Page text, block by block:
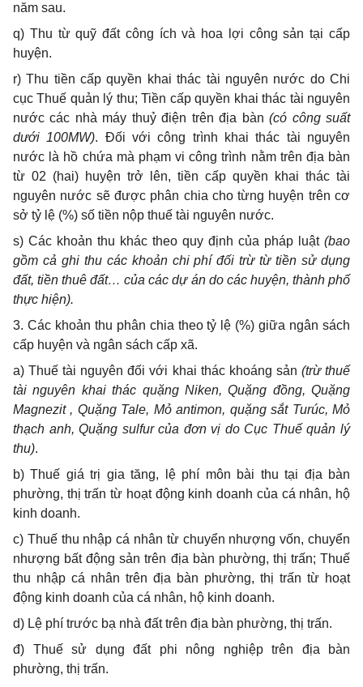
năm sau.
q) Thu từ quỹ đất công ích và hoa lợi công sản tại cấp
huyện.
r) Thu tiền cấp quyền khai thác tài nguyên nước do Chi
cục Thuế quản lý thu; Tiền cấp quyền khai thác tài nguyên
nước các nhà máy thuỷ điện trên địa bàn(có công suất
dưới 100MW). Đối với công trình khai thác tài nguyên
nước là hồ chứa mà phạm vi công trình nằm trên địa bàn
từ 02 (hai) huyện trở lên, tiền cấp quyền khai thác tài
nguyên nước sẽ được phân chia cho từng huyện trên cơ
sở tỷ lệ (%) số tiền nộp thuế tài nguyên nước.
s) Các khoản thu khác theo quy định của pháp luật (bao
gồm cả ghi thu các khoản chi phí đối trừ từ tiền sử dụng
đất, tiền thuê đất… của các dự án do các huyện, thành phố
thực hiện).
3. Các khoản thu phân chia theo tỷ lệ (%) giữa ngân sách
cấp huyện và ngân sách cấp xã.
a) Thuế tài nguyên đối với khai thác khoáng sản (trừ thuế
tài nguyên khai thác quặng Niken, Quặng đồng, Quặng
Magnezit , Quặng Tale, Mỏ antimon, quặng sắt Turúc, Mỏ
thạch anh, Quặng sulfur của đơn vị do Cục Thuế quản lý
thu).
b) Thuế giá trị gia tăng, lệ phí môn bài thu tại địa bàn
phường, thị trấn từ hoạt động kinh doanh của cá nhân, hộ
kinh doanh.
c) Thuế thu nhập cá nhân từ chuyển nhượng vốn, chuyển
nhượng bất động sản trên địa bàn phường, thị trấn; Thuế
thu nhập cá nhân trên địa bàn phường, thị trấn từ hoạt
động kinh doanh của cá nhân, hộ kinh doanh.
d) Lệ phí trước bạ nhà đất trên địa bàn phường, thị trấn.
đ) Thuế sử dụng đất phi nông nghiệp trên địa bàn
phường, thị trấn.